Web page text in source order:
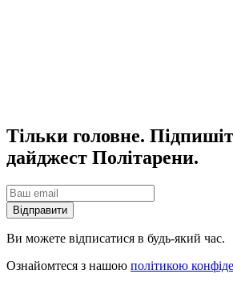
Тільки головне.
дайджест Політарени.
Відправити
Ви можете відписатися в будь-який час.
Ознайомтеся з нашою політикою